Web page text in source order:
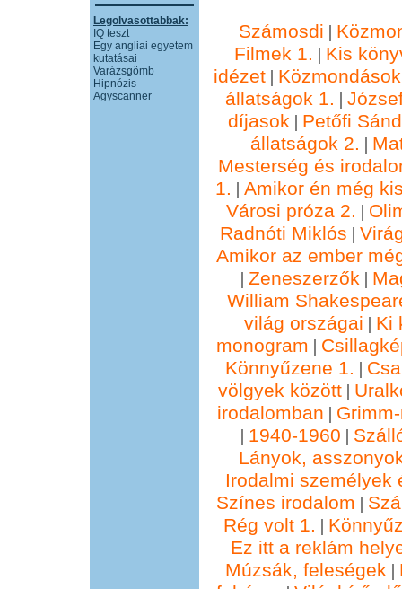
Legolvasottabbak:
IQ teszt
Egy angliai egyetem
kutatásai
Varázsgömb
Hipnózis
Agyscanner
Számosdi |
Filmek 1. | Kis
idézet |
állatságok 1. |
díjasok | Petőfi
állatságok 2. |
Mesterség és
1. | Amikor én még
Városi próza 2. |
Radnóti Miklós |
Amikor az ember
| Zeneszerzők |
William
világ országai | Ki
monogram |
Könnyűzene 1. |
völgyek között |
irodalomban |
| 1940-1960 |
Lányok,
Irodalmi személyek
Színes irodalom |
Rég volt 1. |
Ez itt a reklám
Múzsák, feleségek |